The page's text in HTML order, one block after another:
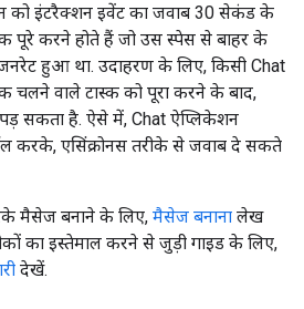
को इंटरैक्शन इवेंट का जवाब 30 सेकंड के
पूरे करने होते हैं जो उस स्पेस से बाहर के
हुआ था. उदाहरण के लिए, किसी Chat
वाले टास्क को पूरा करने के बाद,
पड़ सकता है. ऐसे में, Chat ऐप्लिकेशन
करके, एसिंक्रोनस तरीके से जवाब दे सकते
मैसेज बनाने के लिए, मैसेज बनाना लेख
का इस्तेमाल करने से जुड़ी गाइड के लिए,
देखें.